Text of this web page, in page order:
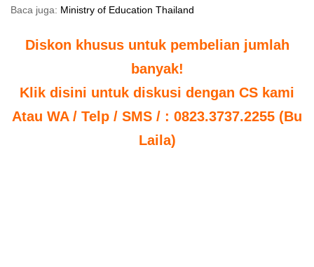
Baca juga: Ministry of Education Thailand
Diskon khusus untuk pembelian jumlah
banyak!
Klik disini untuk diskusi dengan CS kami
Atau WA / Telp / SMS / : 0823.3737.2255 (Bu
Laila)